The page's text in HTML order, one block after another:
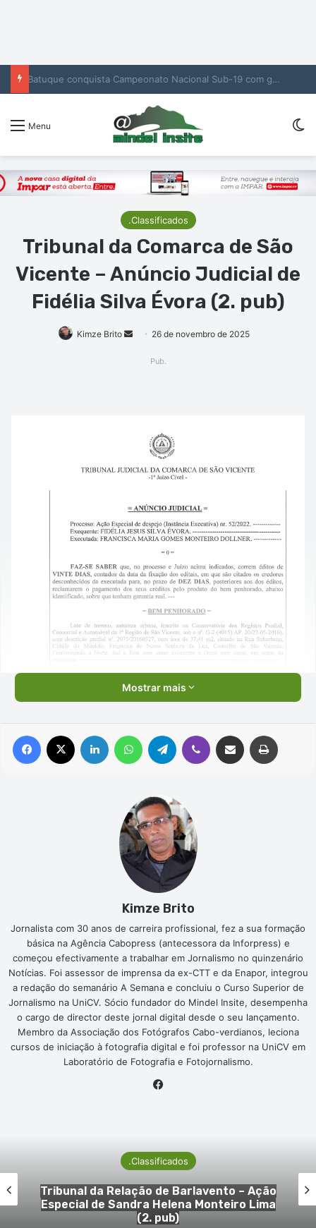
Menu
.Classificados
Tribunal da Comarca de São
Vicente – Anúncio Judicial de
Fidélia Silva Évora (2. pub)
Kimze Brito
Mande26 de novembro de 2025
Pub.
Mostrar mais
Facebook Linkedin WhatsAppTelegram Viber Compartilhar via e-mail
Kimze Brito
Jornalista com 30 anos de carreira profissional, fez a sua formação
básica na Agência Cabopress (antecessora da Inforpress) e
começou efectivamente a trabalhar em Jornalismo no quinzenário
Notícias. Foi assessor de imprensa da ex-CTT e da Enapor, integrou
a redação do semanário A Semana e concluiu o Curso Superior de
Jornalismo na UniCV. Sócio fundador do Mindel Insite, desempenha
o cargo de director deste jornal digital desde o seu lançamento.
Membro da Associação dos Fotógrafos Cabo-verdianos, leciona
cursos de iniciação à fotografia digital e foi professor na UniCV em
Laboratório de Fotografia e Fotojornalismo.
da Relação de Barlavento – Ação
de Sandra Helena Monteiro Lima